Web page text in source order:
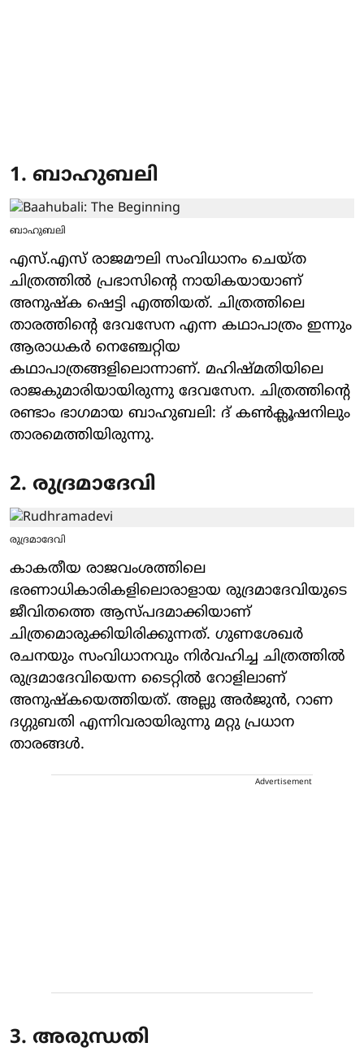
1. ബാഹുബലി
ബാഹുബലി
എസ്.എസ് രാജമൗലി സംവിധാനം ചെയ്ത
ചിത്രത്തിൽ പ്രഭാസിന്റെ നായികയായാണ്
അനുഷ്ക ഷെട്ടി എത്തിയത്. ചിത്രത്തിലെ
താരത്തിന്റെ ദേവസേന എന്ന കഥാപാത്രം ഇന്നും
ആരാധകർ നെഞ്ചേറ്റിയ
കഥാപാത്രങ്ങളിലൊന്നാണ്. മഹിഷ്മതിയിലെ
രാജകുമാരിയായിരുന്നു ദേവസേന. ചിത്രത്തിന്റെ
രണ്ടാം ഭാഗമായ ബാഹുബലി: ദ് കൺക്ലൂഷനിലും
താരമെത്തിയിരുന്നു.
2. രുദ്രമാദേവി
രുദ്രമാദേവി
കാകതീയ രാജവംശത്തിലെ
ഭരണാധികാരികളിലൊരാളായ രുദ്രമാദേവിയുടെ
ജീവിതത്തെ ആസ്പദമാക്കിയാണ്
ചിത്രമൊരുക്കിയിരിക്കുന്നത്. ഗുണശേഖർ
രചനയും സംവിധാനവും നിർവഹിച്ച ചിത്രത്തിൽ
രുദ്രമാദേവിയെന്ന ടൈറ്റിൽ റോളിലാണ്
അനുഷ്‌കയെത്തിയത്. അല്ലു അർജുൻ, റാണ
ദഗ്ഗുബതി എന്നിവരായിരുന്നു മറ്റു പ്രധാന
താരങ്ങൾ.
Advertisement
3. അരുന്ധതി